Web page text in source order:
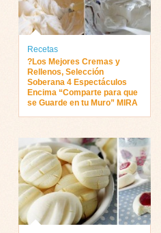
Recetas
?Los Mejores Cremas y
Rellenos, Selección
Soberana 4 Espectáculos
Encima “Comparte para que
se Guarde en tu Muro” MIRA